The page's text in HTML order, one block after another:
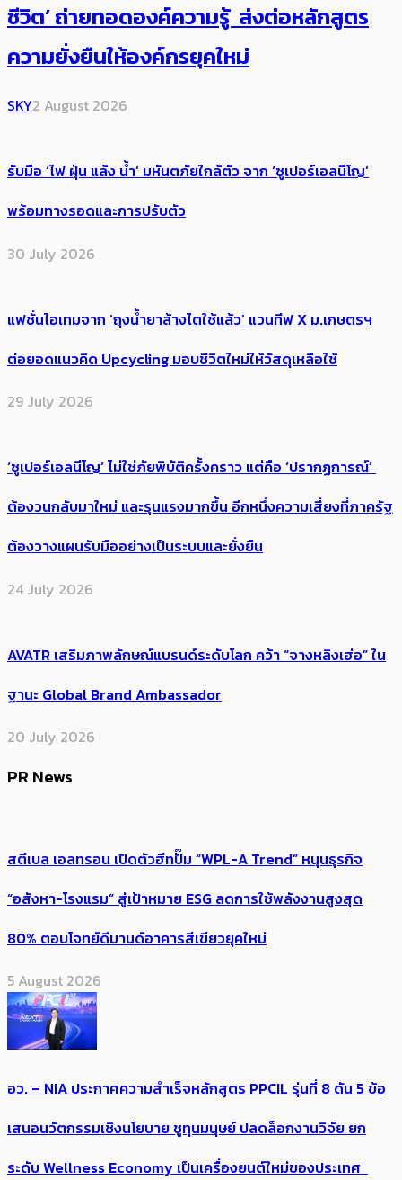
ชีวิต’ ถ่ายทอดองค์ความรู้ ส่งต่อหลักสูตร
ความยั่งยืนให้องค์กรยุคใหม่
SKY2 August 2026
รับมือ ‘ไฟ ฝุ่น แล้ง น้ำ’ มหันตภัยใกล้ตัว จาก ‘ซูเปอร์เอลนีโญ’
พร้อมทางรอดและการปรับตัว
30 July 2026
แฟชั่นไอเทมจาก ‘ถุงน้ำยาล้างไตใช้แล้ว’ แวนทีฟ X ม.เกษตรฯ
ต่อยอดแนวคิด Upcycling มอบชีวิตใหม่ให้วัสดุเหลือใช้
29 July 2026
‘ซูเปอร์เอลนีโญ’ ไม่ใช่ภัยพิบัติครั้งคราว แต่คือ ‘ปรากฏการณ์’ ​
ต้อง​วนกลับมาใหม่ และรุนแรงมากขึ้น อีกหนึ่งความเสี่ยงที่ภาครัฐ
ต้องวางแผนรับมืออย่างเป็นระบบและยั่งยืน
24 July 2026
AVATR เสริมภาพลักษณ์แบรนด์ระดับโลก คว้า “จางหลิงเฮ่อ” ใน
ฐานะ Global Brand Ambassador
20 July 2026
PR News
สตีเบล เอลทรอน เปิดตัวฮีทปั๊ม “WPL-A Trend” หนุนธุรกิจ
“อสังหา-โรงแรม” สู่เป้าหมาย ESG ลดการใช้พลังงานสูงสุด
80% ตอบโจทย์ดีมานด์อาคารสีเขียวยุคใหม่
5 August 2026
อว. – NIA ประกาศความสำเร็จหลักสูตร PPCIL รุ่นที่ 8 ดัน 5 ข้อ
เสนอนวัตกรรมเชิงนโยบาย ชูทุนมนุษย์ ปลดล็อกงานวิจัย ยก
ระดับ Wellness Economy เป็นเครื่องยนต์ใหม่ของประเทศ